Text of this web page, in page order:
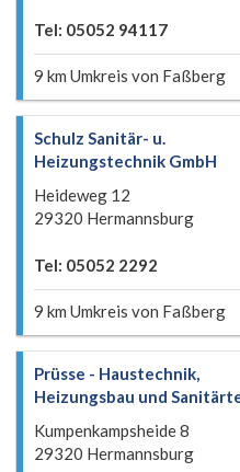
Tel: 05052 94117
9 km Umkreis von Faßberg
Schulz Sanitär- u.
Heizungstechnik GmbH
Heideweg 12
29320 Hermannsburg
Tel: 05052 2292
9 km Umkreis von Faßberg
Prüsse - Haustechnik,
Heizungsbau und
Kumpenkampsheide 8
29320 Hermannsburg